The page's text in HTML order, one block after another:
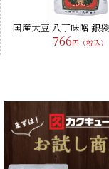
国産大豆 八丁味噌 銀
766円（税込）